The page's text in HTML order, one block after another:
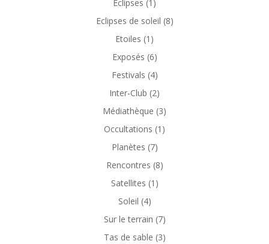
Eclipses (1)
Eclipses de soleil (8)
Etoiles (1)
Exposés (6)
Festivals (4)
Inter-Club (2)
Médiathèque (3)
Occultations (1)
Planètes (7)
Rencontres (8)
Satellites (1)
Soleil (4)
Sur le terrain (7)
Tas de sable (3)